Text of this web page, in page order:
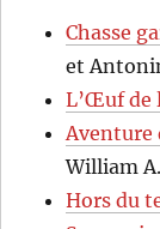
Chasse
et
L’Œuf de
Aventure
William
Hors du